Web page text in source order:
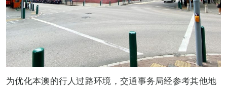
为优化本澳的行人过路环境，交通事务局经参考其他地